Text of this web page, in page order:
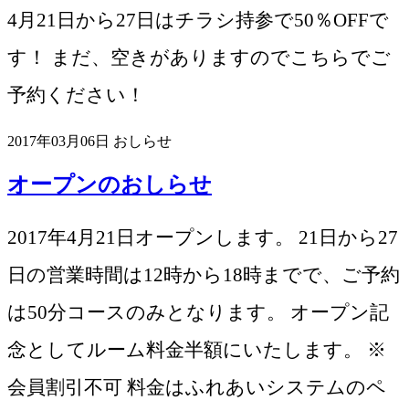
4月21日から27日はチラシ持参で50％OFFで
す！ まだ、空きがありますのでこちらでご
予約ください！
2017年03月06日 おしらせ
オープンのおしらせ
2017年4月21日オープンします。 21日から27
日の営業時間は12時から18時までで、ご予約
は50分コースのみとなります。 オープン記
念としてルーム料金半額にいたします。 ※
会員割引不可 料金はふれあいシステムのペ